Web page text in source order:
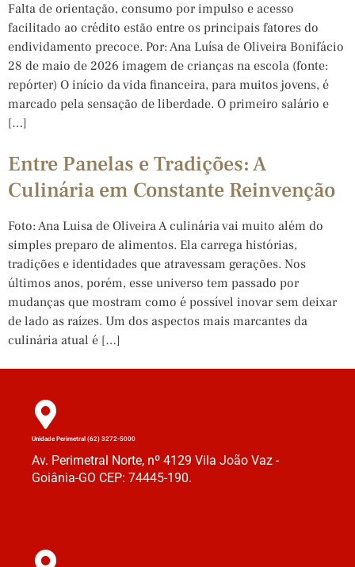
Falta de orientação, consumo por impulso e acesso
facilitado ao crédito estão entre os principais fatores do
endividamento precoce. Por: Ana Luísa de Oliveira Bonifácio
28 de maio de 2026 imagem de crianças na escola (fonte:
repórter) O início da vida financeira, para muitos jovens, é
marcado pela sensação de liberdade. O primeiro salário e
[…]
Entre Panelas e Tradições: A
Culinária em Constante Reinvenção
Foto: Ana Luisa de Oliveira A culinária vai muito além do
simples preparo de alimentos. Ela carrega histórias,
tradições e identidades que atravessam gerações. Nos
últimos anos, porém, esse universo tem passado por
mudanças que mostram como é possível inovar sem deixar
de lado as raízes. Um dos aspectos mais marcantes da
culinária atual é […]
Unidade Perimetral (62) 3272-5000
Av. Perimetral Norte, nº 4129 Vila João Vaz -
Goiânia-GO CEP: 74445-190.